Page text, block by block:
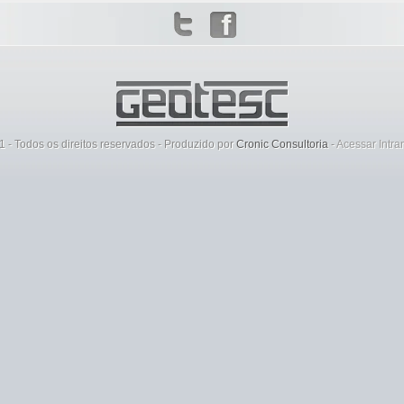
- Todos os direitos reservados - Produzido porCronic Consultoria-Acessar